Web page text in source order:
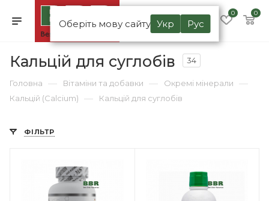
Оберіть мову сайту Укр Рус
0 0
Кальцій для суглобів 34
Головна — Вітаміни та добавки — Окремі мінерали —
Кальцій (Calcium) — Кальцій для суглобів
ФІЛЬТР